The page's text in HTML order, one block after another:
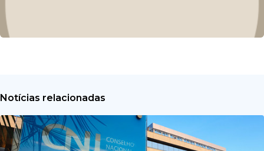
Notícias relacionadas